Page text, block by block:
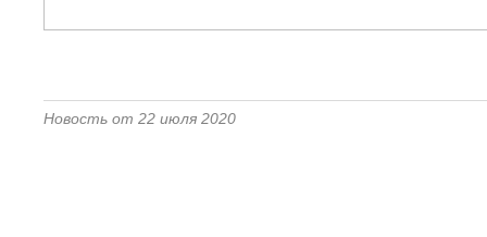
Новость от 22 июля 2020